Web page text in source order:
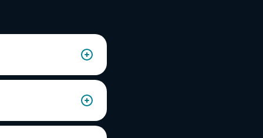
multiples).